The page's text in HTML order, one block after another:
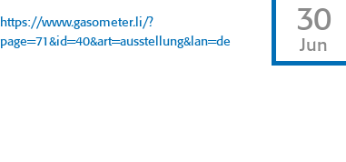
https://www.gasometer.li/?
page=71&id=40&art=ausstellung&lan=de
30
Jun